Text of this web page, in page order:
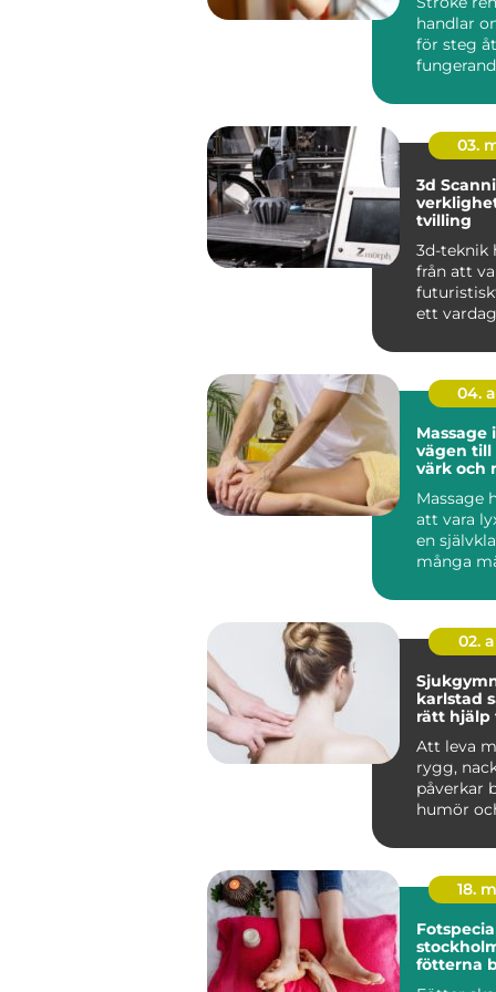
handlar
för steg
03.
3d Scanning
tvilling
3d-teknik
från att
ett
04.
Massage
vägen
värk och
Massage
att vara
en
många
02.
karlstad så hittar du
rätt hjälp
Att leva
rygg,
påverkar
humör
18.
stockholm
fötterna